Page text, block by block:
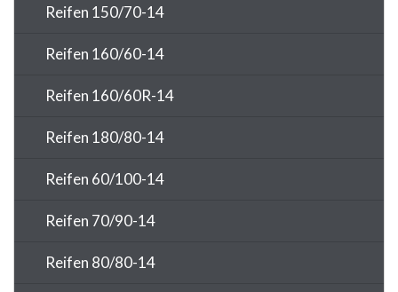
Reifen 150/70-14
Reifen 160/60-14
Reifen 160/60R-14
Reifen 180/80-14
Reifen 60/100-14
Reifen 70/90-14
Reifen 80/80-14